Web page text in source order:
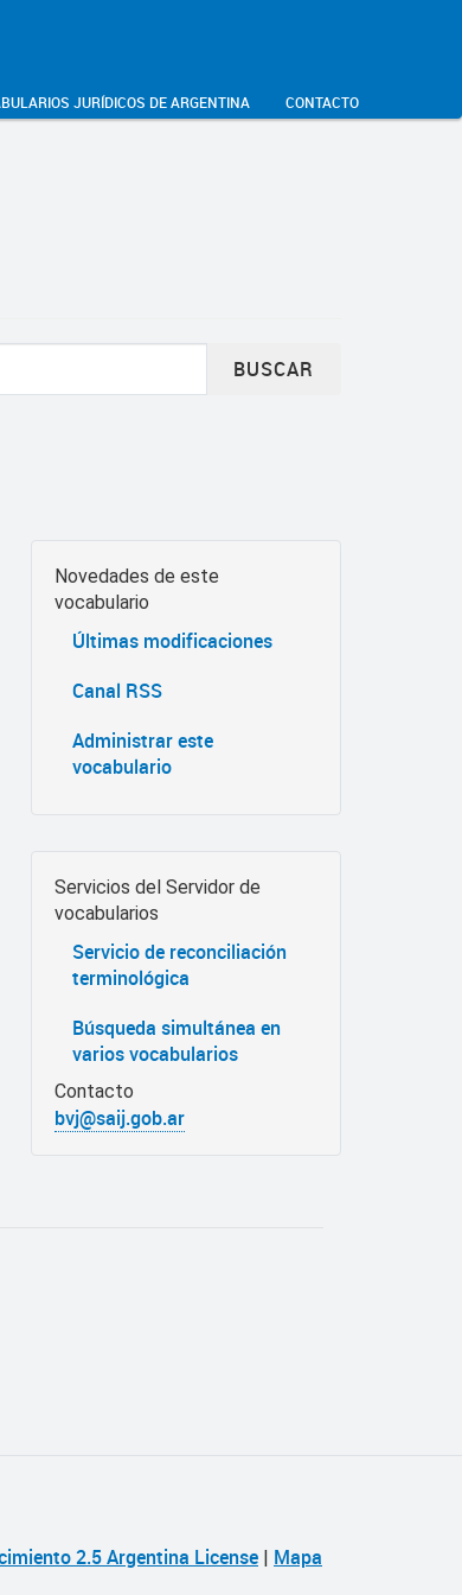
JURÍDICOS DE ARGENTINA CONTACTO
BUSCAR
Novedades de este
vocabulario
Últimas modificaciones
Canal RSS
Administrar este
vocabulario
Servicios del Servidor de
vocabularios
Servicio de reconciliación
terminológica
Búsqueda simultánea en
varios vocabularios
Contacto
bvj@saij.gob.ar
2.5 Argentina License | Mapa